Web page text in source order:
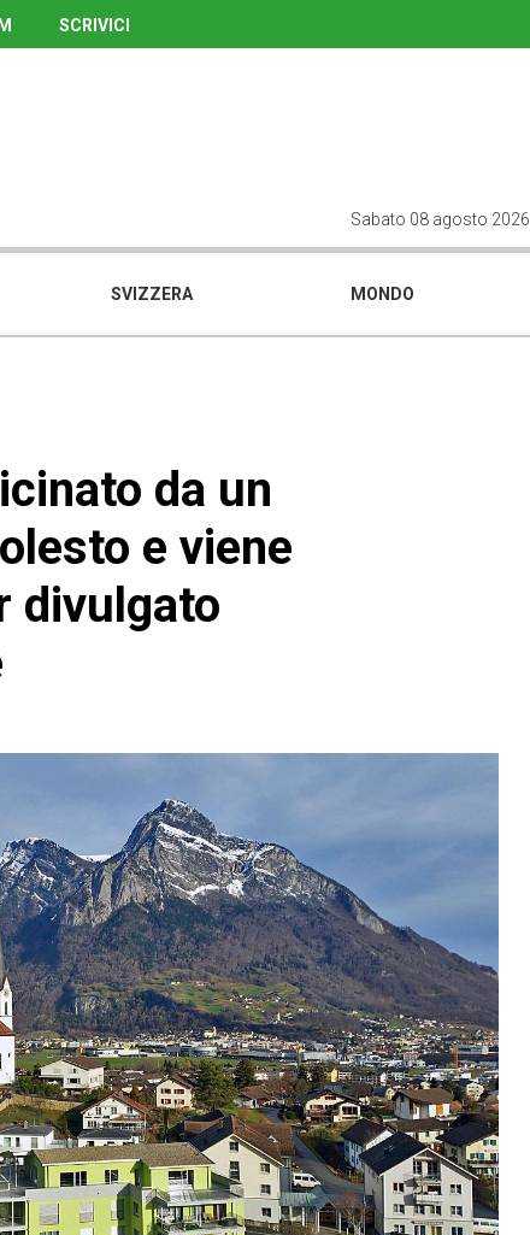
SCRIVICI
Sabato 08 agosto 2026
SVIZZERA MONDO
da un
e viene
divulgato